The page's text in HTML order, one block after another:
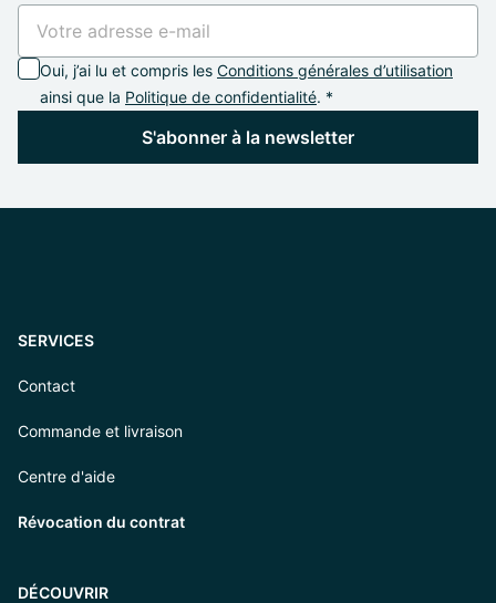
Oui, j’ai lu et compris les Conditions générales d’utilisation
ainsi que la Politique de confidentialité. *
S'abonner à la newsletter
SERVICES
Contact
Commande et livraison
Centre d'aide
Révocation du contrat
DÉCOUVRIR